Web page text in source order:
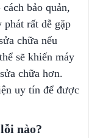
bảo quản,
phát rất dễ gặp
chữa nếu
sẽ khiến máy
chữa hơn.
uy tín để được
nào?